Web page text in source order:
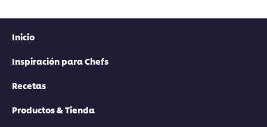
Inicio
Inspiración para Chefs
Recetas
Productos & Tienda